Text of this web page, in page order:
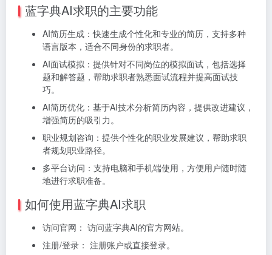
蓝字典AI求职的主要功能
AI简历生成：快速生成个性化和专业的简历，支持多种
语言版本，适合不同身份的求职者。
AI面试模拟：提供针对不同岗位的模拟面试，包括选择
题和解答题，帮助求职者熟悉面试流程并提高面试技
巧。
AI简历优化：基于AI技术分析简历内容，提供改进建议，
增强简历的吸引力。
职业规划咨询：提供个性化的职业发展建议，帮助求职
者规划职业路径。
多平台访问：支持电脑和手机端使用，方便用户随时随
地进行求职准备。
如何使用蓝字典AI求职
访问官网： 访问蓝字典AI的官方网站。
注册/登录： 注册账户或直接登录。